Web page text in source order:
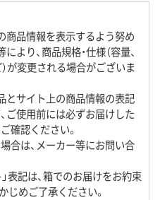
商品情報を表示するよう努め
より、商品規格・仕様（容量、
が変更される場合がございま
とサイト上の商品情報の表記
ご使用前には必ずお届けした
確認ください。
合は、メーカー等にお問い合
表記は、箱でのお届けをお約束
じめご了承ください。